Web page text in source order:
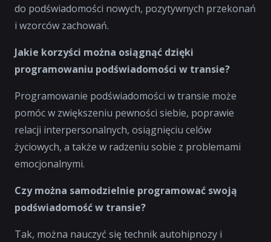
do podświadomości nowych, pozytywnych przekonań
i wzorców zachowań.
Jakie korzyści można osiągnąć dzięki
programowaniu podświadomości w transie?
Programowanie podświadomości w transie może
pomóc w zwiększeniu pewności siebie, poprawie
relacji interpersonalnych, osiągnięciu celów
życiowych, a także w radzeniu sobie z problemami
emocjonalnymi.
Czy można samodzielnie programować swoją
podświadomość w transie?
Tak, można nauczyć się technik autohipnozy i